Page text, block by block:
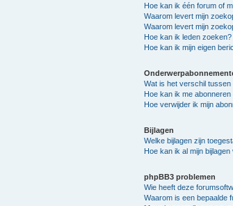
Hoe kan ik één forum of
Waarom levert mijn
Waarom levert mijn
Hoe kan ik leden zoeken?
Hoe kan ik mijn eigen
Wat is het verschil
Hoe kan ik me
Hoe verwijder ik mijn
Bijlagen
Welke bijlagen zijn
Hoe kan ik al mijn bijlagen
phpBB3 problemen
Wie heeft deze
Waarom is een bepaalde